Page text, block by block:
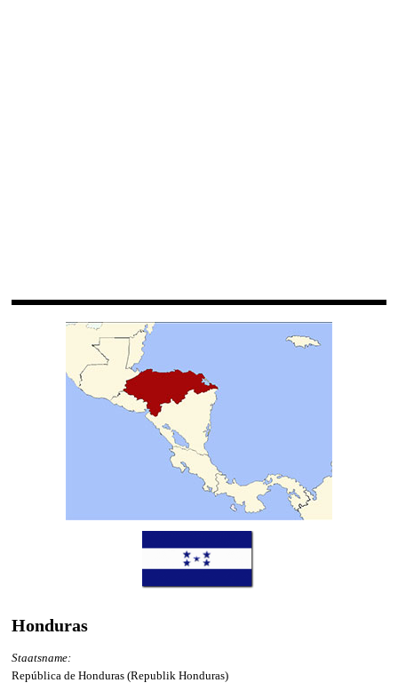
Honduras
Staatsname:
República de Honduras (Republik Honduras)